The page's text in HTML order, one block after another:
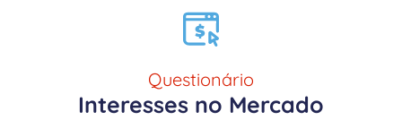
Questionário
Interesses no Mercado